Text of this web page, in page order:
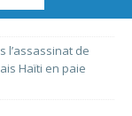
l’assassinat de
Haïti en paie